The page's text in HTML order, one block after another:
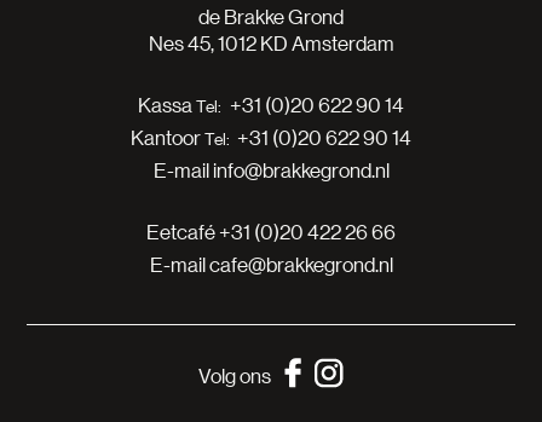
de Brakke Grond
Nes 45, 1012 KD Amsterdam
Kassa
+31 (0)20 622 90 14
Kantoor
+31 (0)20 622 90 14
E-mailinfo@brakkegrond.nl
Eetcafé+31 (0)20 422 26 66
E-mailcafe@brakkegrond.nl
Volg ons